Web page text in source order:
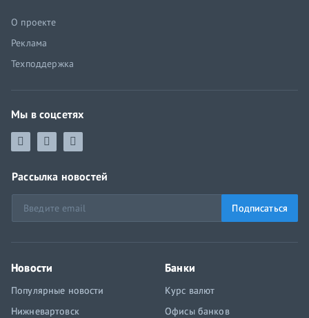
О проекте
Реклама
Техподдержка
Мы в соцсетях
Рассылка новостей
Подписаться
Новости
Популярные новости
Нижневартовск
Банки
Курс валют
Офисы банков